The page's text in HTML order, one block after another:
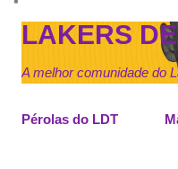
Pular para
LAKERS
A melhor comunidade do
Pérolas do LDT